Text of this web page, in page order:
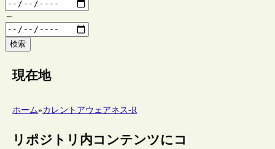
～
検索
現在地
ホーム»カレントアウェアネス-R
リポジトリ内コンテンツにコ